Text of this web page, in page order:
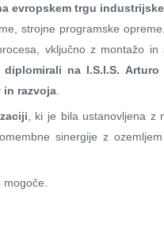
evropskem trgu
strojne programske
vključno z montažo
diplomirali na I.S.I.S.
in razvoja
, ki je bila ustanovljena z
sinergije z
mogoče.